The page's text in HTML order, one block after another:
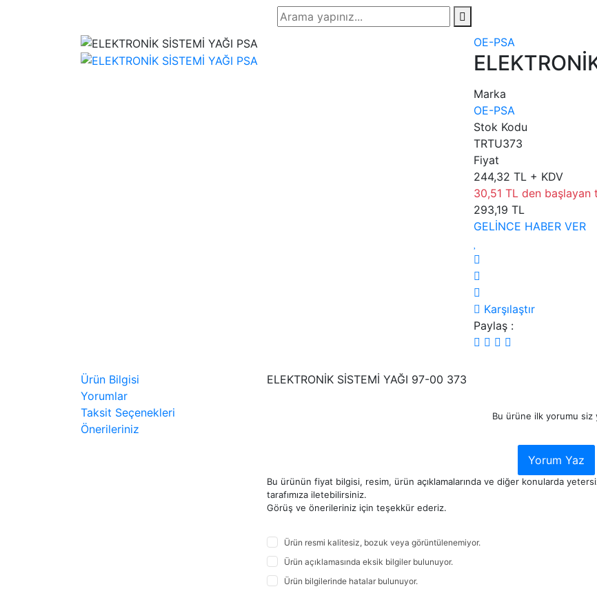
OE-PSA
Marka
OE-PSA
Stok Kodu
TRTU373
Fiyat
244,32 TL + KDV
30,51 TL den başlayan
293,19 TL
GELİNCE HABER VER
Karşılaştır
Paylaş :
Ürün Bilgisi
Yorumlar
Taksit Seçenekleri
Önerileriniz
ELEKTRONİK SİSTEMİ YAĞI 97-00 373
Bu ürüne ilk yorumu siz
Yorum Yaz
Bu ürünün fiyat bilgisi, resim, ürün açıklamalarında ve diğer konularda
tarafımıza iletebilirsiniz.
Görüş ve önerileriniz için teşekkür ederiz.
Ürün resmi kalitesiz, bozuk veya görüntülenemiyor.
Ürün açıklamasında eksik bilgiler bulunuyor.
Ürün bilgilerinde hatalar bulunuyor.